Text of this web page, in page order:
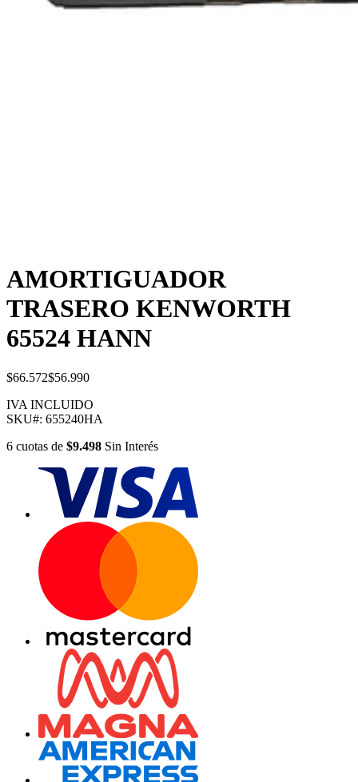
AMORTIGUADOR
TRASERO KENWORTH
65524 HANN
$66.572$56.990
IVA INCLUIDO
SKU#: 655240HA
6 cuotas de $9.498 Sin Interés